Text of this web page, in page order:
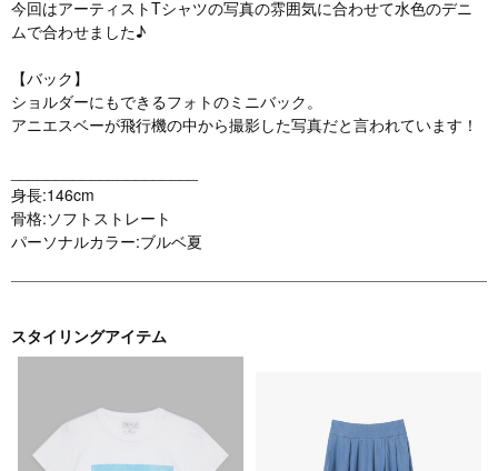
今回はアーティストTシャツの写真の雰囲気に合わせて水色のデニ
ムで合わせました♪
【バック】
ショルダーにもできるフォトのミニバック。
アニエスベーが飛行機の中から撮影した写真だと言われています！
身長:146cm
骨格:ソフトストレート
パーソナルカラー:ブルベ夏
スタイリングアイテム